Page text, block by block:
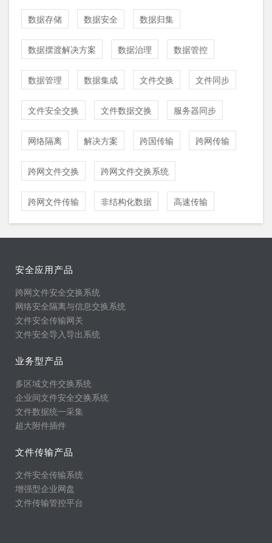
数据存储 数据安全 数据归集
数据摆渡解决方案 数据治理 数据管控
数据管理 数据集成 文件交换 文件同步
文件安全交换 文件数据交换 服务器同步
网络隔离 解决方案 跨国传输 跨网传输
跨网文件交换 跨网文件交换系统
跨网文件传输 非结构化数据 高速传输
安全应用产品
跨网文件安全交换系统
网络安全隔离与信息交换系统
文件安全传输网关
文件安全导入导出系统
业务型产品
多区域文件交换系统
企业间文件安全交换系统
文件数据统一采集
超大附件插件
文件传输产品
文件安全传输系统
增强型企业网盘
文件传输管控平台